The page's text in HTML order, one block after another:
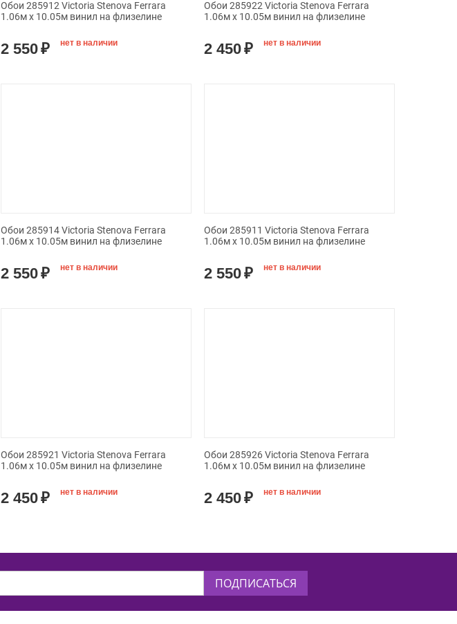
Обои 285912 Victoria Stenova Ferrara
1.06м x 10.05м винил на флизелине
2 550₽ нет в наличии
Обои 285922 Victoria Stenova Ferrara
1.06м x 10.05м винил на флизелине
2 450₽ нет в наличии
Обои 285914 Victoria Stenova Ferrara
1.06м x 10.05м винил на флизелине
2 550₽ нет в наличии
Обои 285911 Victoria Stenova Ferrara
1.06м x 10.05м винил на флизелине
2 550₽ нет в наличии
Обои 285921 Victoria Stenova Ferrara
1.06м x 10.05м винил на флизелине
2 450₽ нет в наличии
Обои 285926 Victoria Stenova Ferrara
1.06м x 10.05м винил на флизелине
2 450₽ нет в наличии
ПОДПИСАТЬСЯ